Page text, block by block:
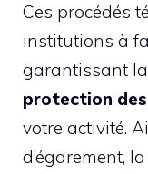
Ces procédés
institutions à
garantissant
protection
votre activité.
d’égarement,